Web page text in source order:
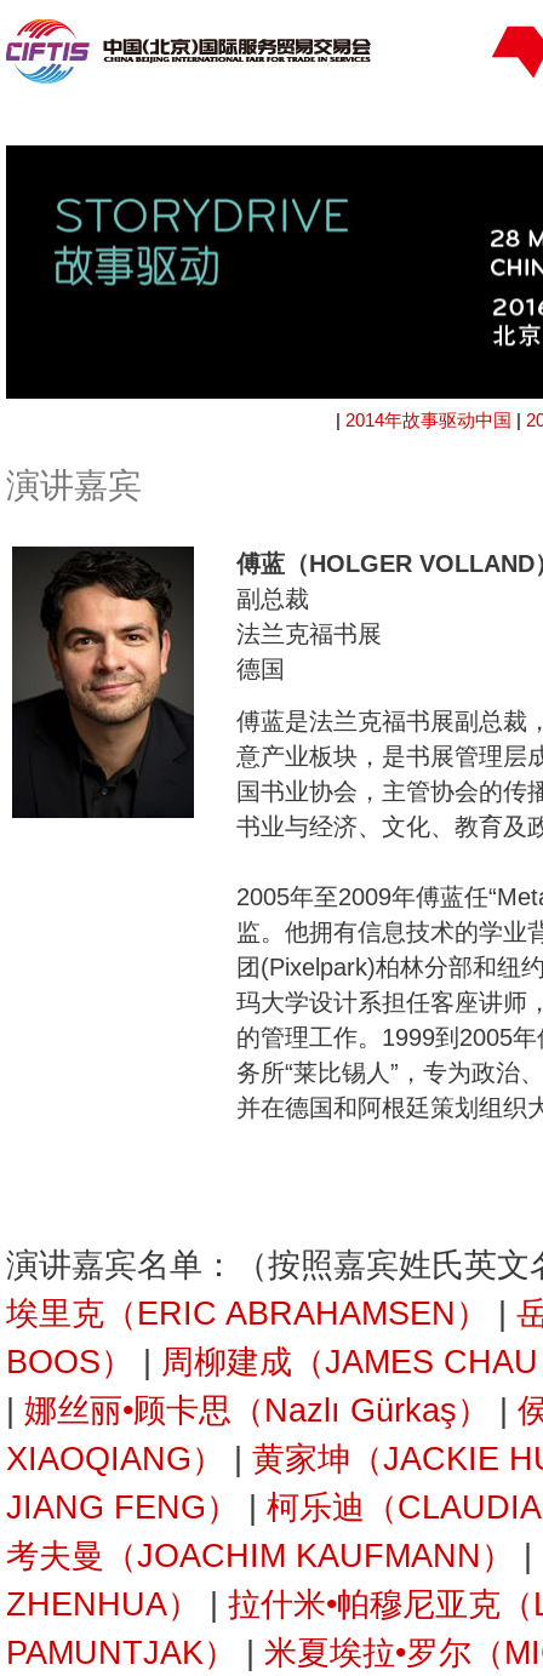
| 2014年故事驱动中国 |
演讲嘉宾
傅蓝（HOLGER VOLLAND
副总裁
法兰克福书展
德国
傅蓝是法兰克福书展副总裁
意产业板块，是书展管理层
国书业协会，主管协会的传
书业与经济、文化、教育及
2005年至2009年傅蓝任
监。他拥有信息技术的学业
团(Pixelpark)柏林分部和纽
玛大学设计系担任客座讲师
的管理工作。1999到2005
务所“莱比锡人”，专为政治
并在德国和阿根廷策划组织
演讲嘉宾名单：（按照嘉宾姓氏英文
埃里克（ERIC ABRAHAMSEN）
BOOS）
周柳建成（JAMES
娜丝丽•顾卡思（Nazlı Gürkaş）
XIAOQIANG）
黄家坤（JACKIE
JIANG FENG）
柯乐迪（
考夫曼（JOACHIM KAUFMANN）
ZHENHUA）
拉什米•帕穆尼亚克
PAMUNTJAK）
米夏埃拉•罗尔（